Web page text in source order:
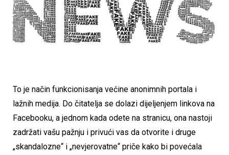
To je način funkcionisanja većine anonimnih portala i
lažnih medija. Do čitatelja se dolazi dijeljenjem linkova na
Facebooku, a jednom kada odete na stranicu, ona nastoji
zadržati vašu pažnju i privući vas da otvorite i druge
„skandalozne“ i „nevjerovatne“ priče kako bi povećala